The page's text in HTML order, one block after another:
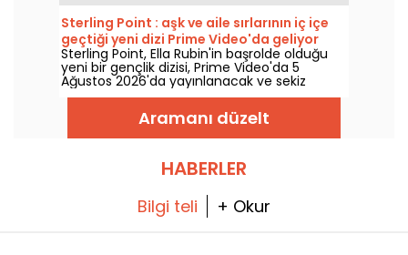
Sterling Point : aşk ve aile sırlarının iç içe
geçtiği yeni dizi Prime Video'da geliyor
Sterling Point, Ella Rubin'in başrolde olduğu
yeni bir gençlik dizisi, Prime Video'da 5
Ağustos 2026'da yayınlanacak ve sekiz
bölümden oluşuyor.
Aramanı düzelt
HABERLER
Bilgi teli + Okur